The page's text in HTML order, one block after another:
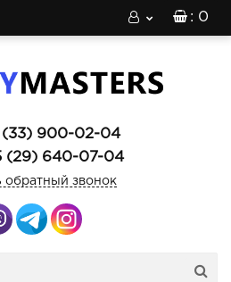
: 0
(33) 900-02-04
(29) 640-07-04
обратный звонок